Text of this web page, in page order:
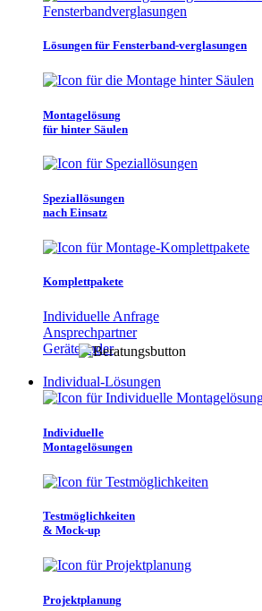
Lösungen für Fensterband-verglasungen
Montagelösung
für hinter Säulen
Speziallösungen
nach Einsatz
Komplettpakete
Individuelle Anfrage
Ansprechpartner
Gerätefinder
Individual-Lösungen
Individuelle
Montagelösungen
Testmöglichkeiten
& Mock-up
Projektplanung